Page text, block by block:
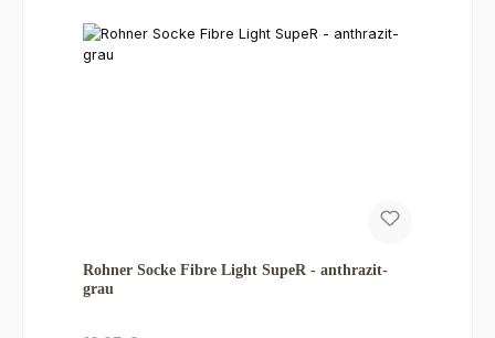
Rohner Socke Fibre Light SupeR - anthrazit-
grau